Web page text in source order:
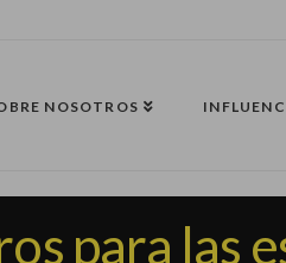
NOSOTROS
para las